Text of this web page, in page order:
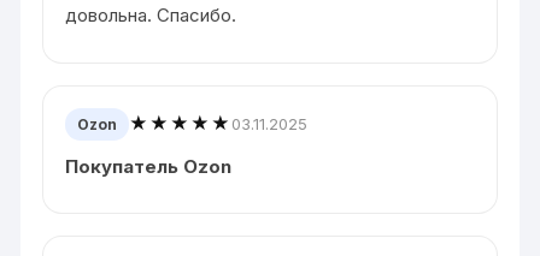
довольна. Спасибо.
Ozon ★★★★★ 03.11.2025
Покупатель Ozon